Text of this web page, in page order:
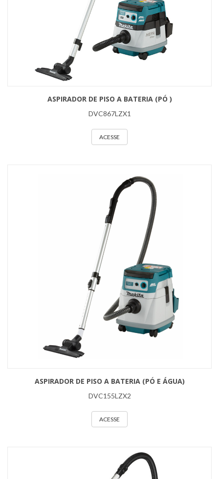
ASPIRADOR DE PISO A BATERIA (PÓ )
DVC867LZX1
ACESSE
ASPIRADOR DE PISO A BATERIA (PÓ E ÁGUA)
DVC155LZX2
ACESSE